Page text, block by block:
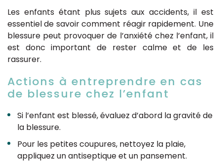
Les enfants étant plus sujets aux accidents, il est
essentiel de savoir comment réagir rapidement. Une
blessure peut provoquer de l’anxiété chez l’enfant, il
est donc important de rester calme et de les
rassurer.
Actions à entreprendre en cas
de blessure chez l’enfant
Si l’enfant est blessé, évaluez d’abord la gravité de
la blessure.
Pour les petites coupures, nettoyez la plaie,
appliquez un antiseptique et un pansement.